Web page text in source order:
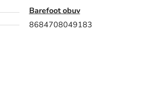
Barefoot obuv
8684708049183